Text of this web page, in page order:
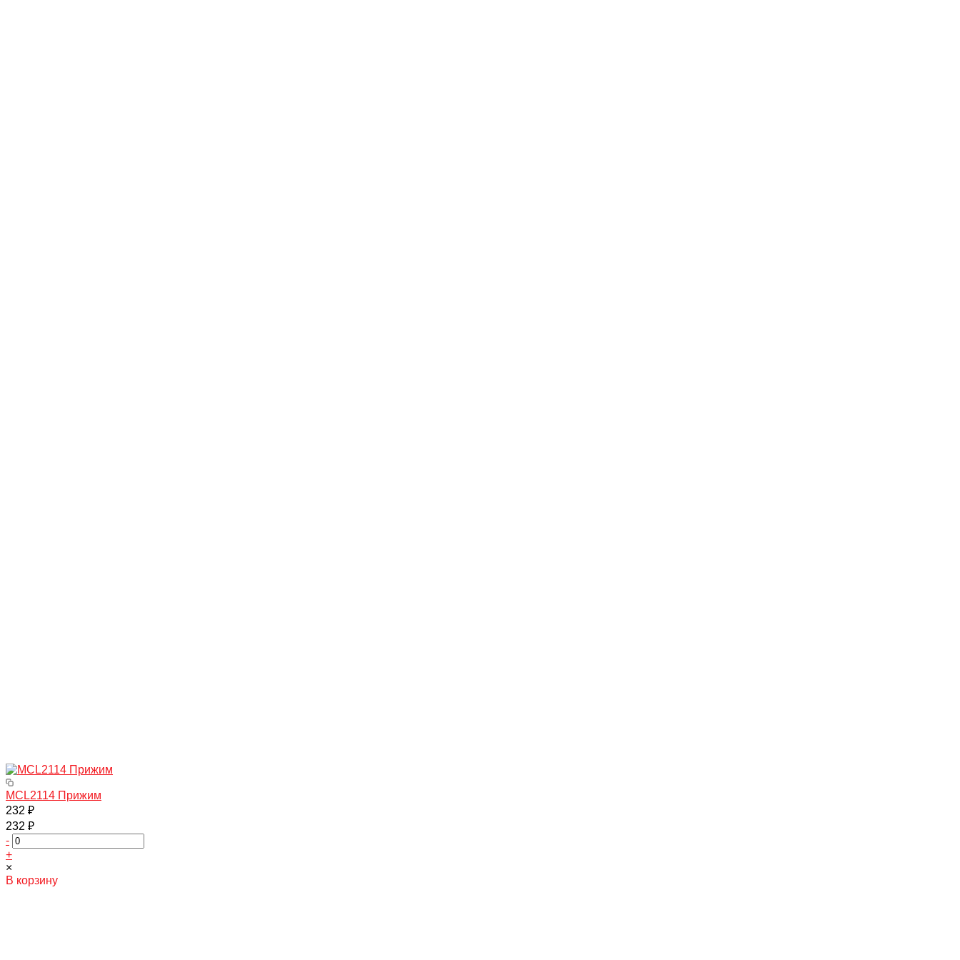
MCL2114 Прижим
232 ₽
232 ₽
-
+
×
В корзину